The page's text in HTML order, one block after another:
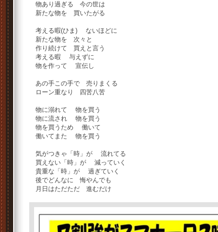
物あり過ぎる 今の世は
新たな物を 買いたがる
考える暇(ひま) ないほどに
新たな物を 次々と
作り続けて 買えと言う
考える暇 与えずに
物を作って 宣伝し
あの手この手で 売りまくる
ローン重なり 四苦八苦
物に溺れて 物を買う
物に流され 物を買う
物を買うため 働いて
働いてまた 物を買う
気がつきゃ「時」が 流れてる
買えない「時」が 減っていく
貴重な「時」が 過ぎていく
後でどんなに 悔やんでも
月日はただただ 進むだけ